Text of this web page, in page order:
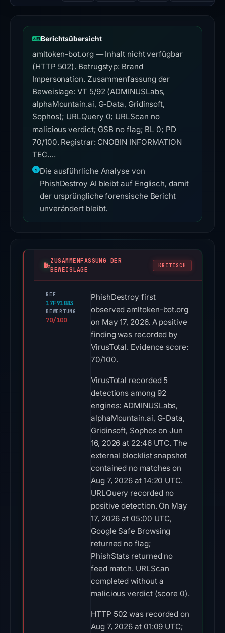
Berichtsübersicht
amltoken-bot.org — Inhalt nicht verfügbar
(HTTP 502). Betrugstyp: Brand
Impersonation. Zusammenfassung der
Beweislage: VT 5/92 (ADMINUSLabs,
alphaMountain.ai, G-Data, Gridinsoft,
Sophos); URLQuery 0; URLScan no
malicious verdict; GSB no flag; BL 0; PD
70/100. Registrar: CNOBIN INFORMATION
TEC….
Die ausführliche Analyse von
PhishDestroy AI bleibt auf Englisch, damit
der ursprüngliche forensische Bericht
unverändert bleibt.
ZUSAMMENFASSUNG DER
BEWEISLAGE
KRITISCH
REF
17F91883
BEWERTUNG
70/100
PhishDestroy first
observed amltoken-bot.org
on May 17, 2026. A positive
finding was recorded by
VirusTotal. Evidence score:
70/100.
VirusTotal recorded 5
detections among 92
engines: ADMINUSLabs,
alphaMountain.ai, G-Data,
Gridinsoft, Sophos on Jun
16, 2026 at 22:46 UTC. The
external blocklist snapshot
contained no matches on
Aug 7, 2026 at 14:20 UTC.
URLQuery recorded no
positive detection. On May
17, 2026 at 05:00 UTC,
Google Safe Browsing
returned no flag;
PhishStats returned no
feed match. URLScan
completed without a
malicious verdict (score 0).
HTTP 502 was recorded on
Aug 7, 2026 at 01:09 UTC;